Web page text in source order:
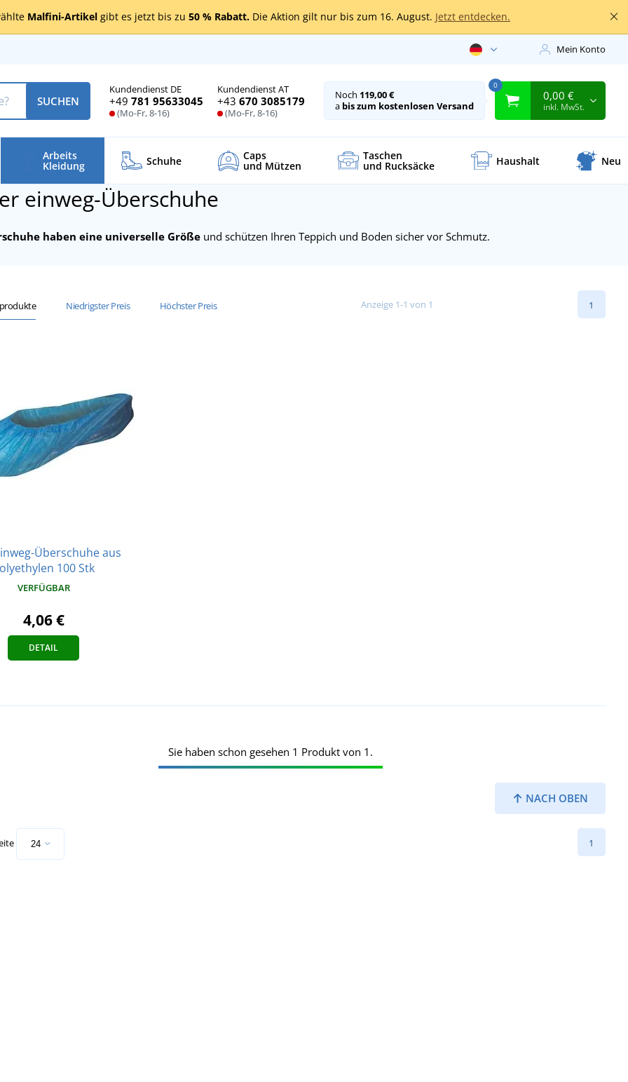
Malfini-Artikel gibt es jetzt bis zu 50 % Rabatt. Die Aktion gilt nur bis zum 16. August. Jetzt entdecken.
Mein Konto
Kundendienst DE
+49 781 95633045
(Mo-Fr, 8-16)
Kundendienst AT
+43 670 3085179
(Mo-Fr, 8-16)
SUCHEN Noch 119,00 €
a bis zum kostenlosen Versand
0
0,00 €
inkl. MwSt.
Arbeits
Kleidung Schuhe Caps
und Mützen
Taschen
und Rucksäcke Haushalt Neu
einweg-Überschuhe
haben eine universelle Größe und schützen Ihren Teppich und Boden sicher vor Schmutz.
Niedrigster Preis Höchster Preis Anzeige 1-1 von 1 1
Überschuhe aus
100 Stk
VERFÜGBAR
4,06 €
DETAIL
NACH OBEN
Sie haben schon gesehen 1 Produkt von 1.
1